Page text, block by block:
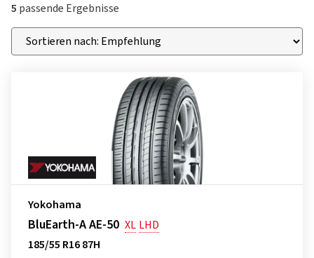
5 passende Ergebnisse
Yokohama
BluEarth-A AE-50 XL LHD
185/55 R16 87H